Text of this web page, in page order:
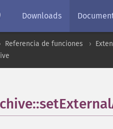
Downloads
Referencia de funciones